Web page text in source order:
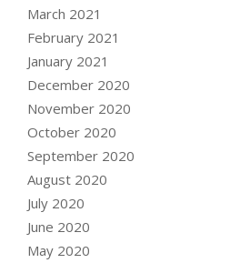
March 2021
February 2021
January 2021
December 2020
November 2020
October 2020
September 2020
August 2020
July 2020
June 2020
May 2020